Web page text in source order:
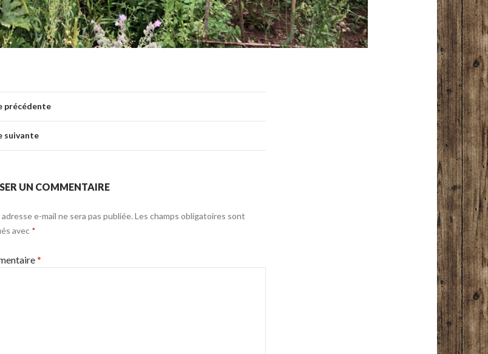
précédente
suivante
UN COMMENTAIRE
e-mail ne sera pas publiée. Les champs obligatoires sont
avec *
*